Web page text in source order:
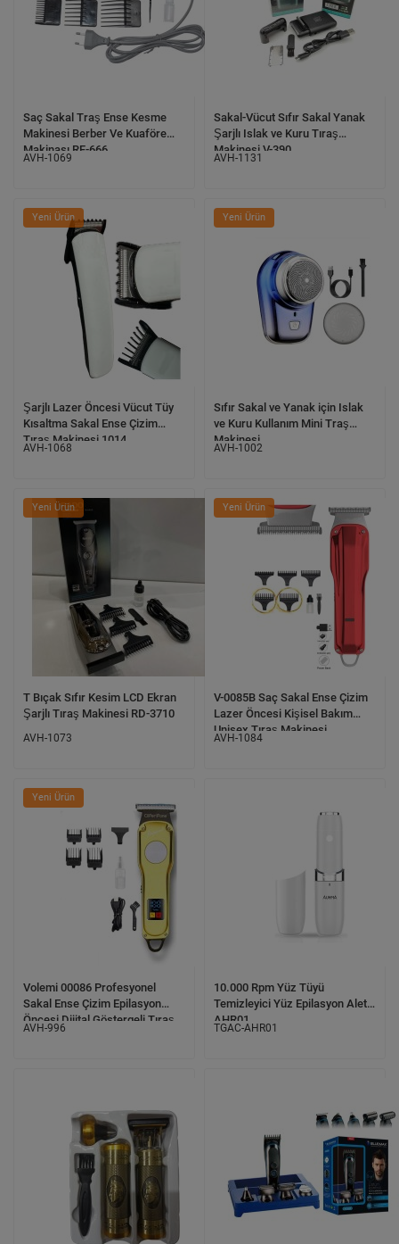
Saç Sakal Traş Ense Kesme
Makinesi Berber Ve Kuaföre
Makinası RF-666
AVH-1069
Sakal-Vücut Sıfır Sakal Yanak
Şarjlı Islak ve Kuru Tıraş
Makinesi V-390
AVH-1131
Yeni Ürün
Şarjlı Lazer Öncesi Vücut Tüy
Kısaltma Sakal Ense Çizim
Tıraş Makinesi 1014
AVH-1068
Yeni Ürün
Sıfır Sakal ve Yanak için Islak
ve Kuru Kullanım Mini Traş
Makinesi
AVH-1002
Yeni Ürün
T Bıçak Sıfır Kesim LCD Ekran
Şarjlı Tıraş Makinesi RD-3710
AVH-1073
Yeni Ürün
V-0085B Saç Sakal Ense Çizim
Lazer Öncesi Kişisel Bakım
Unisex Tıraş Makinesi
AVH-1084
Yeni Ürün
Volemi 00086 Profesyonel
Sakal Ense Çizim Epilasyon
Öncesi Dijital Göstergeli Tıraş
Makinesi
AVH-996
10.000 Rpm Yüz Tüyü
Temizleyici Yüz Epilasyon Aleti
AHR01
TGAC-AHR01